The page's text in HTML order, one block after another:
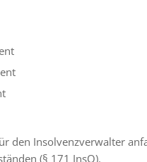
den Insolvenzverwalter
(§ 171 InsO).